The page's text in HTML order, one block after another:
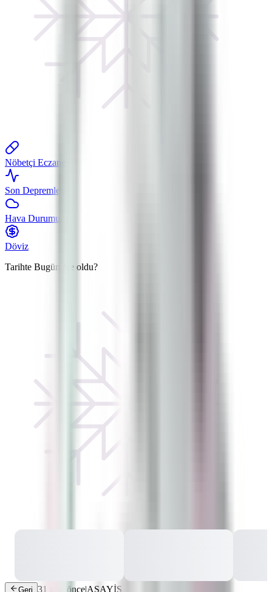
Nöbetçi Eczane
Son Depremler
Hava Durumu
Döviz
Tarihte Bugün
Ne oldu?
Geri 31 gün önce|ASAYİŞ